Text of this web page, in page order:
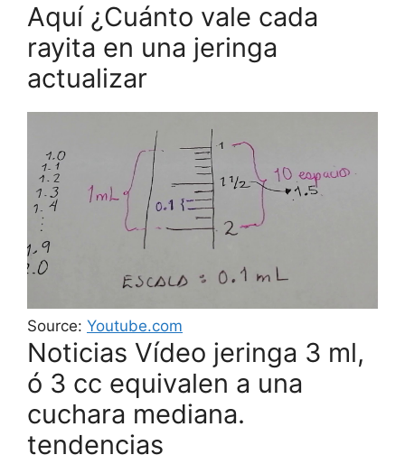
Aquí ¿Cuánto vale cada
rayita en una jeringa
actualizar
Source: Youtube.com
Noticias Vídeo jeringa 3 ml,
ó 3 cc equivalen a una
cuchara mediana.
tendencias